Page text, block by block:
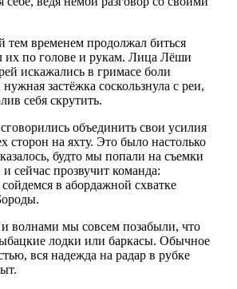
тем временем продолжал биться
их по голове и рукам. Лица Лёши
искажались в гримасе боли
застёжка соскользнула с реи,
себя скрутить.
объединить свои усилия
сторон на яхту. Это было настолько
будто мы попали на съемки
сейчас прозвучит команда:
в абордажной схватке
волнами мы совсем позабыли, что
лодки или баркасы. Обычное
вся надежда на радар в рубке